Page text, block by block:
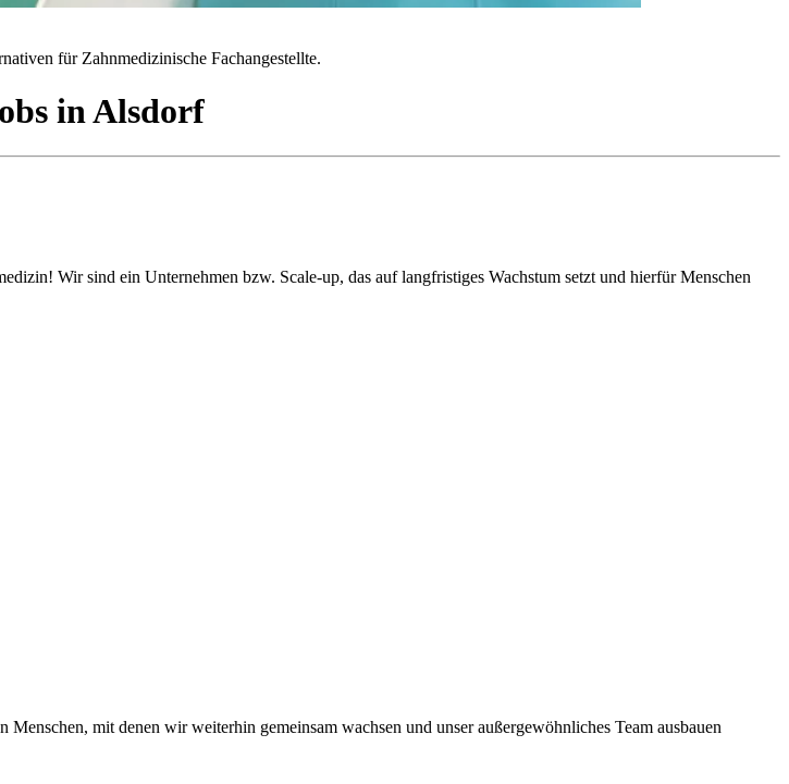
für Zahnmedizinische Fachangestellte.
inAlsdorf
Wir sind ein Unternehmen bzw. Scale-up, das auf langfristiges Wachstum setzt und hierfür Menschen
mit denen wir weiterhin gemeinsam wachsen und unser außergewöhnliches Team ausbauen